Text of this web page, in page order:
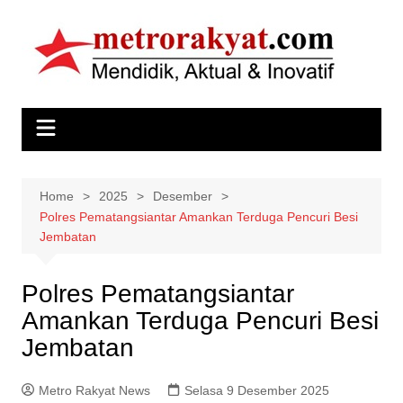
content
Home 2025
Desember
Polres Pematangsiantar Amankan Terduga Pencuri Besi
Jembatan
Polres Pematangsiantar
Amankan Terduga Pencuri Besi
Jembatan
Metro Rakyat News
Selasa 9 Desember 2025